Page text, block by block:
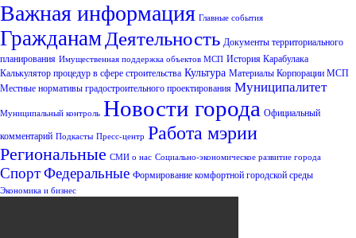
Важная информация Главные события
Гражданам Деятельность Документы территориального
планирования Имущественная поддержка объектов МСП История Карабулака
Калькулятор процедур в сфере строительства Культура Материалы Корпорации МСП
Местные нормативы градостроительного проектирования Муниципалитет
Муниципальный контроль Новости города Официальный
комментарий Подкасты Пресс-центр Работа мэрии
Региональные СМИ о нас Социально-экономическое развитие города
СпортФедеральные Формирование комфортной городской среды
Экономика и бизнес